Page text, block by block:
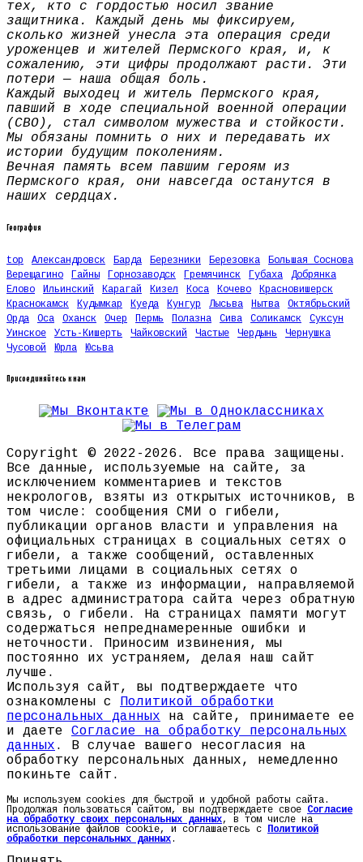
тех, кто с гордостью носил звание
защитника. Каждый день мы фиксируем,
сколько жизней унесла эта операция среди
уроженцев и жителей Пермского края, и, к
сожалению, эти цифры продолжают расти. Эти
потери — наша общая боль.
Каждый выходец и житель Пермского края,
павший в ходе специальной военной операции
(СВО), стал символом мужества и стойкости.
Мы обязаны помнить о них и передавать их
истории будущим поколениям.
Вечная память всем павшим героям из
Пермского края, они навсегда останутся в
наших сердцах.
География
top Александровск Барда Березники Березовка
Большая Соснова
Верещагино
Гайны Горнозаводск Гремячинск Губаха
Добрянка
Елово
Ильинский Карагай Кизел Коса Кочево
Красновишерск
Краснокамск
Кудымкар Куеда Кунгур Лысьва Нытва
Октябрьский
Орда
Оса Оханск Очер Пермь Полазна Сива Соликамск
Суксун
Уинское
Усть-Кишерть Чайковский Частые Чердынь
Чернушка
Чусовой
Юрла Юсьва
Присоединяйтесь к нам
Copyright © 2022-2026. Все права защищены.
Все данные, используемые на сайте, за
исключением комментариев и текстов
некрологов, взяты из открытых источников, в
том числе: сообщения СМИ о гибели,
публикации органов власти и управления на
официальных страницах в социальных сетях о
гибели, а также сообщений, оставленных
третьими лицами в социальных сетях о
гибели, а также из информации, направляемой
в адрес администратора сайта через обратную
связь, о гибели. На страницах памяти могут
содержаться непреднамеренные ошибки и
неточности. Приносим извинения, мы
постоянно их устраняем, делая наш сайт
лучше.
Используя сайт, вы подтверждаете что
ознакомлены с Политикой обработки
персональных данных на сайте, принимаете ее
и даете Согласие на обработку персональных
данных . В случае вашего несогласия на
обработку персональных данных, немедленно
покиньте сайт.
Мы используем cookies для быстрой и удобной работы сайта.
Продолжая пользоваться сайтом, вы подтверждаете свое Согласие
на обработку своих персональных данных, в том числе на
использование файлов cookie, и соглашаетесь с Политикой
обработки персональных данных.